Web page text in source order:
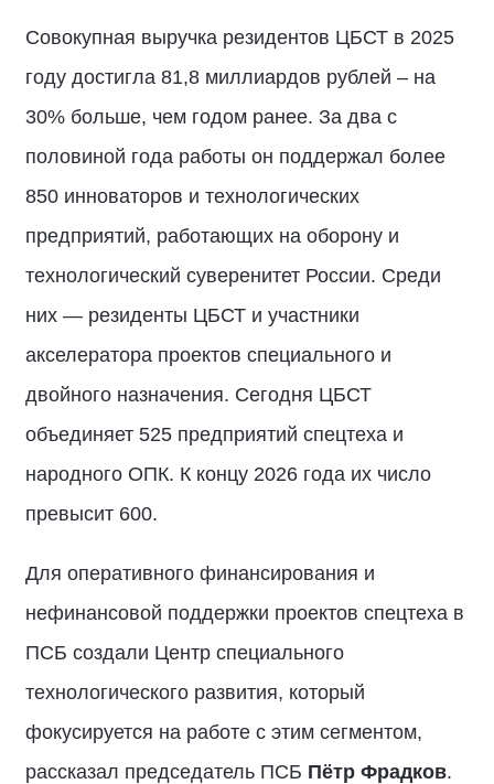
Совокупная выручка резидентов ЦБСТ в 2025
году достигла 81,8 миллиардов рублей – на
30% больше, чем годом ранее. За два с
половиной года работы он поддержал более
850 инноваторов и технологических
предприятий, работающих на оборону и
технологический суверенитет России. Среди
них — резиденты ЦБСТ и участники
акселератора проектов специального и
двойного назначения. Сегодня ЦБСТ
объединяет 525 предприятий спецтеха и
народного ОПК. К концу 2026 года их число
превысит 600.
Для оперативного финансирования и
нефинансовой поддержки проектов спецтеха в
ПСБ создали Центр специального
технологического развития, который
фокусируется на работе с этим сегментом,
рассказал председатель ПСБ Пётр Фрадков.